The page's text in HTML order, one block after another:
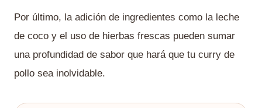
Por último, la adición de ingredientes como la leche
de coco y el uso de hierbas frescas pueden sumar
una profundidad de sabor que hará que tu curry de
pollo sea inolvidable.